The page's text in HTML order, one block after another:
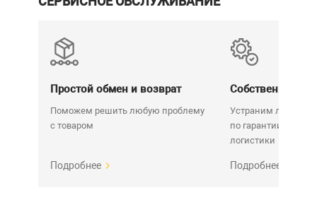
Простой обмен и возврат
Поможем решить любую проблему
с товаром
Подробнее
Собственный
Устраним любую
по гарантии. Срок
логистики
Подробнее